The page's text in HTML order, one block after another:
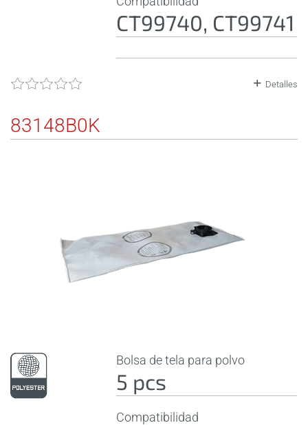
CT99740, CT99741
Detalles
83148B0K
Bolsa de tela para polvo
5 pcs
Compatibilidad